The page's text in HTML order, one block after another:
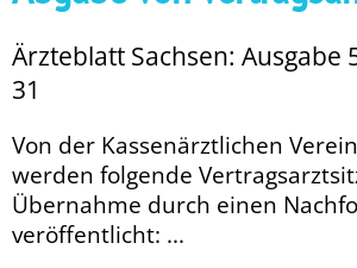
Ärzteblatt Sachsen: Ausgabe
31
Von der Kassenärztlichen
werden folgende
Übernahme durch einen
veröffentlicht: ...